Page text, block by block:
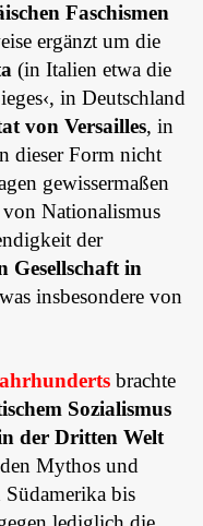
Faschismen
ergänzt um die
(in Italien etwa die
in Deutschland
von Versailles, in
dieser Form nicht
gewissermaßen
Nationalismus
der
Gesellschaft in
insbesondere von
brachte
Sozialismus
der Dritten Welt
Mythos und
bis